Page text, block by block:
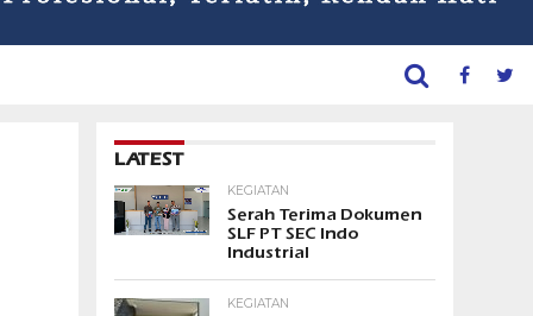
LATEST
KEGIATAN
Serah Terima Dokumen
SLF PT SEC Indo
Industrial
KEGIATAN